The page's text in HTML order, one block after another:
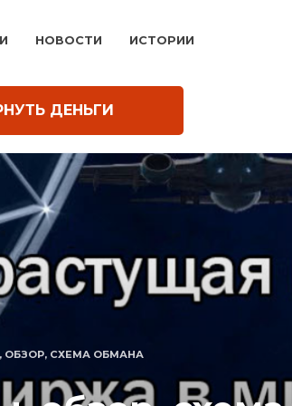
НОВОСТИ ИСТОРИИ
ДЕНЬГИ
ОБЗОР, СХЕМА ОБМАНА